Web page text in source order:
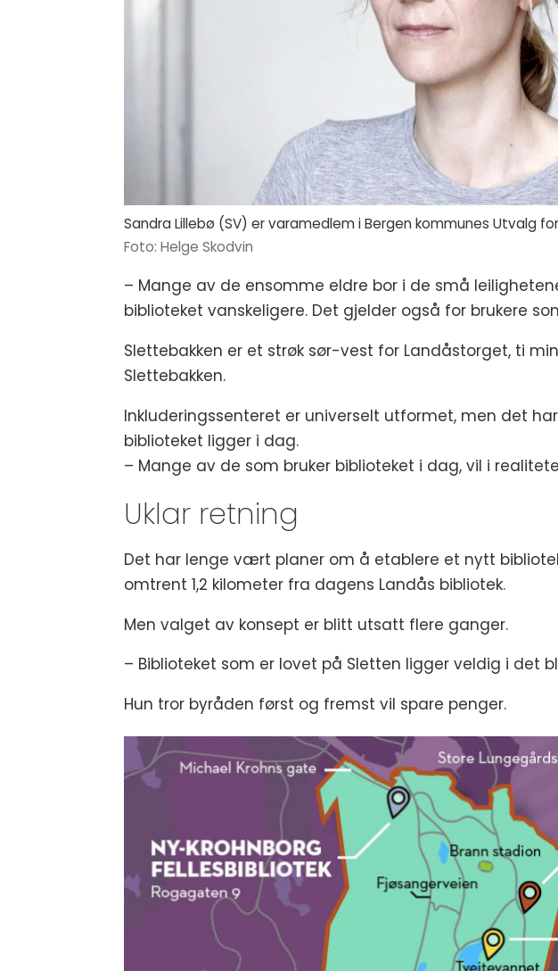
Sandra Lillebø (SV) er varamedlem i Bergen kommunes Utvalg
Helge Skodvin
– Mange av de ensomme eldre bor i de små
biblioteket vanskeligere. Det gjelder også for brukere
Slettebakken er et strøk sør-vest for Landåstorget, ti
Slettebakken.
Inkluderingssenteret er universelt utformet, men det
biblioteket ligger i dag.
– Mange av de som bruker biblioteket i dag, vil i
Uklar retning
Det har lenge vært planer om å etablere et nytt
omtrent 1,2 kilometer fra dagens Landås bibliotek.
Men valget av konsept er blitt utsatt flere ganger.
– Biblioteket som er lovet på Sletten ligger veldig i det
Hun tror byråden først og fremst vil spare penger.